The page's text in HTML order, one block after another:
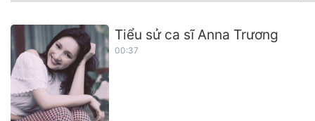
Tiểu sử ca sĩ Anna Trương
00:37